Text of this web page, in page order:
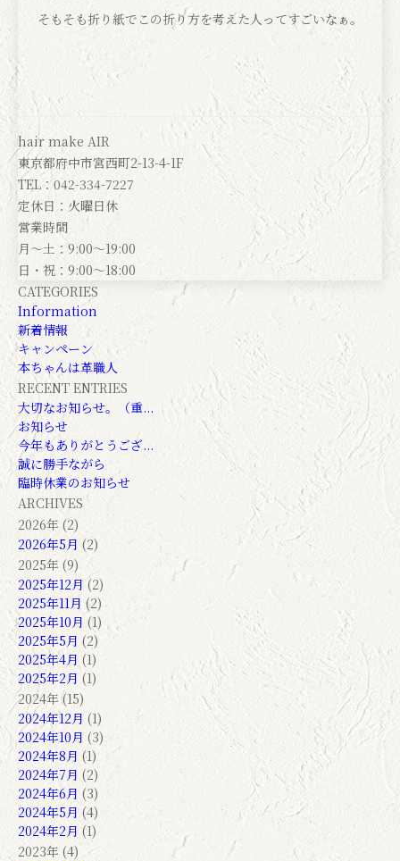
そもそも折り紙でこの折り方を考えた人ってすごいなぁ。
hair make AIR
東京都府中市宮西町2-13-4-1F
TEL：042-334-7227
定休日：火曜日休
営業時間
月～土：9:00～19:00
日・祝：9:00～18:00
CATEGORIES
Information
新着情報
キャンペーン
本ちゃんは革職人
RECENT ENTRIES
大切なお知らせ。（重...
お知らせ
今年もありがとうござ...
誠に勝手ながら
臨時休業のお知らせ
ARCHIVES
2026年 (2)
2026年5月 (2)
2025年 (9)
2025年12月 (2)
2025年11月 (2)
2025年10月 (1)
2025年5月 (2)
2025年4月 (1)
2025年2月 (1)
2024年 (15)
2024年12月 (1)
2024年10月 (3)
2024年8月 (1)
2024年7月 (2)
2024年6月 (3)
2024年5月 (4)
2024年2月 (1)
2023年 (4)